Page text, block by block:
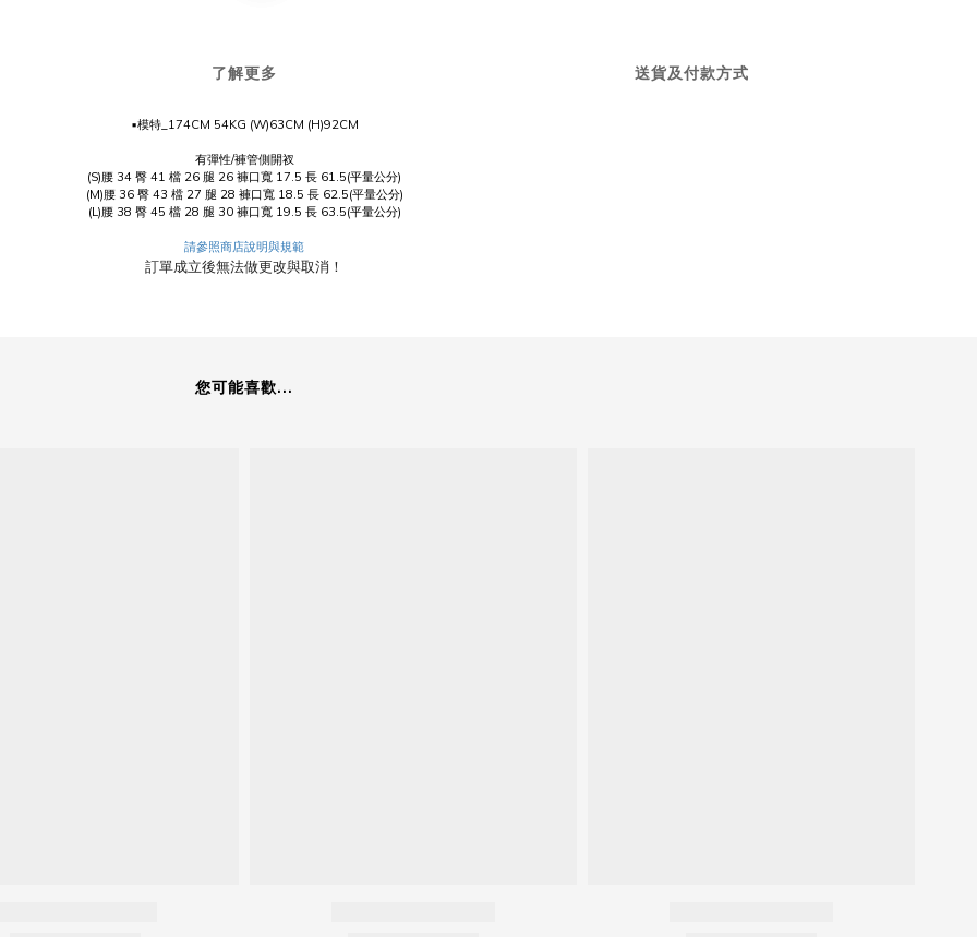
了解更多 送貨及付款方式
▪️模特_174CM 54KG (W)63CM (H)92CM
有彈性/褲管側開衩
(S)腰 34 臀 41 檔 26 腿 26 褲口寬 17.5 長 61.5(平量公分)
(M)腰 36 臀 43 檔 27 腿 28 褲口寬 18.5 長 62.5(平量公分)
(L)腰 38 臀 45 檔 28 腿 30 褲口寬 19.5 長 63.5(平量公分)
請參照商店說明與規範
訂單成立後無法做更改與取消！
您可能喜歡...